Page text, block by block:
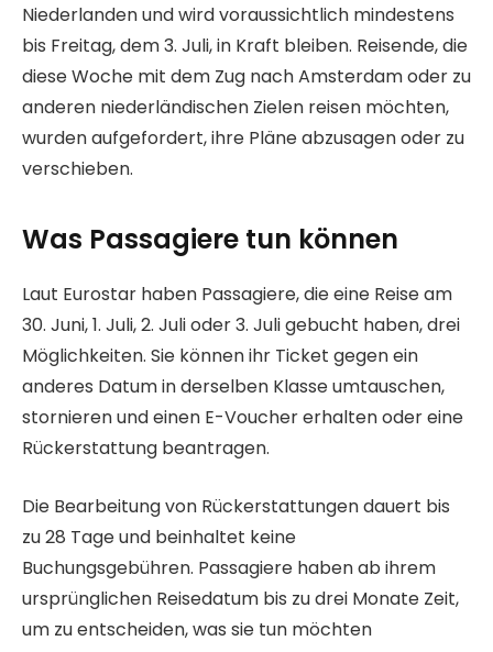
Niederlanden und wird voraussichtlich mindestens
bis Freitag, dem 3. Juli, in Kraft bleiben. Reisende, die
diese Woche mit dem Zug nach Amsterdam oder zu
anderen niederländischen Zielen reisen möchten,
wurden aufgefordert, ihre Pläne abzusagen oder zu
verschieben.
Was Passagiere tun können
Laut Eurostar haben Passagiere, die eine Reise am
30. Juni, 1. Juli, 2. Juli oder 3. Juli gebucht haben, drei
Möglichkeiten. Sie können ihr Ticket gegen ein
anderes Datum in derselben Klasse umtauschen,
stornieren und einen E-Voucher erhalten oder eine
Rückerstattung beantragen.
Die Bearbeitung von Rückerstattungen dauert bis
zu 28 Tage und beinhaltet keine
Buchungsgebühren. Passagiere haben ab ihrem
ursprünglichen Reisedatum bis zu drei Monate Zeit,
um zu entscheiden, was sie tun möchten